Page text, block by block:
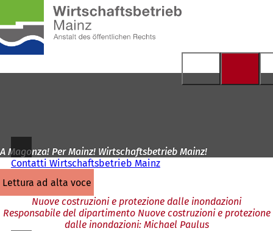
Vai al contenuto
iniziale
A Magonza! Per Mainz! Wirtschaftsbetrieb Mainz!
Contatti Wirtschaftsbetrieb Mainz
lettura ad alta voce
Nuove costruzioni e protezione dalle inondazioni
Responsabile del dipartimento Nuove costruzioni e protezione
dalle inondazioni: Michael Paulus